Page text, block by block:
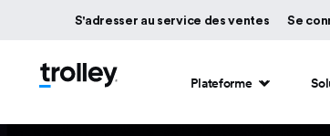
S'adresser au service des ventes Se
Plateforme